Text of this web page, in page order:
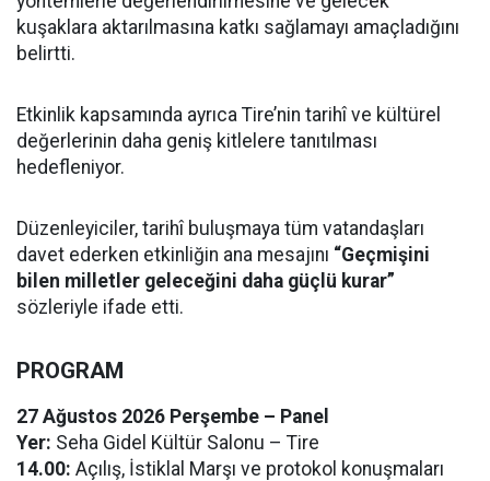
kuşaklara aktarılmasına katkı sağlamayı amaçladığını
belirtti.
Etkinlik kapsamında ayrıca Tire’nin tarihî ve kültürel
değerlerinin daha geniş kitlelere tanıtılması
hedefleniyor.
Düzenleyiciler, tarihî buluşmaya tüm vatandaşları
davet ederken etkinliğin ana mesajını “Geçmişini
bilen milletler geleceğini daha güçlü kurar”
sözleriyle ifade etti.
PROGRAM
27 Ağustos 2026 Perşembe – Panel
Yer: Seha Gidel Kültür Salonu – Tire
14.00: Açılış, İstiklal Marşı ve protokol konuşmaları